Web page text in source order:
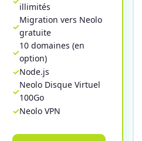
illimités
Migration vers Neolo
gratuite
10 domaines (en
option)
Node.js
Neolo Disque Virtuel
100Go
Neolo VPN